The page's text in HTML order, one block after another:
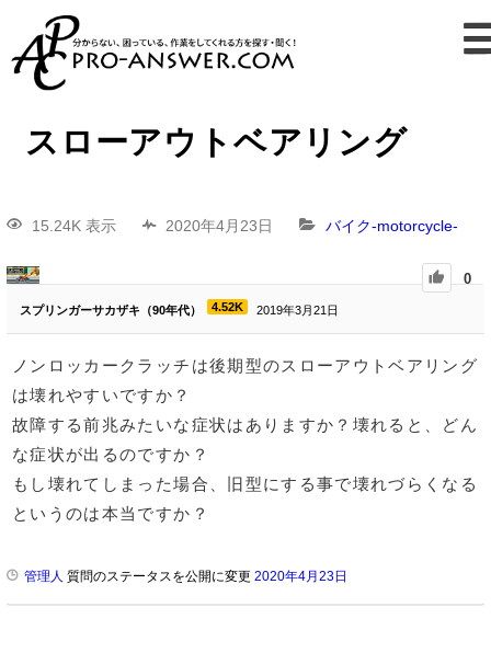
スローアウトベアリング
15.24K 表示 2020年4月23日 バイク-motorcycle-
0
スプリンガーサカザキ（90年代） 4.52K 2019年3月21日
ノンロッカークラッチは後期型のスローアウトベアリング
は壊れやすいですか？
故障する前兆みたいな症状はありますか？壊れると、どん
な症状が出るのですか？
もし壊れてしまった場合、旧型にする事で壊れづらくなる
というのは本当ですか？
管理人 質問のステータスを公開に変更 2020年4月23日